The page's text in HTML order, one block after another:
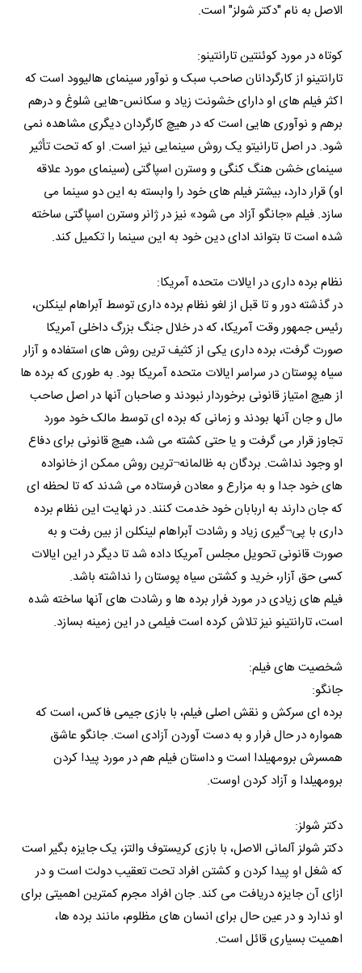
الاصل به نام "دکتر شولز" است.
کوتاه در مورد کوئنتین تارانتینو:
تارانتینو از کارگردانان صاحب سبک و نوآور سینمای هالیوود است که
اکثر فیلم های او دارای خشونت زیاد و سکانس-هایی شلوغ و درهم
برهم و نوآوری هایی است که در هیچ کارگردان دیگری مشاهده نمی
شود. در اصل تارانیتو یک روش سینمایی نیز است. او که تحت تأثیر
سینمای خشن هنگ کنگی و وسترن اسپاگتی (سینمای مورد علاقه
او) قرار دارد، بیشتر فیلم های خود را وابسته به این دو سینما می
سازد. فیلم «جانگو آزاد می شود» نیز در ژانر وسترن اسپاگتی ساخته
شده است تا بتواند ادای دین خود به این سینما را تکمیل کند.
نظام برده داری در ایالات متحده آمریکا:
در گذشته دور و تا قبل از لغو نظام برده داری توسط آبراهام لینکلن،
رئیس جمهور وقت آمریکا، که در خلال جنگ بزرگ داخلی آمریکا
صورت گرفت، برده داری یکی از کثیف ترین روش های استفاده و آزار
سیاه پوستان در سراسر ایالات متحده آمریکا بود. به طوری که برده ها
از هیچ امتیاز قانونی برخوردار نبودند و صاحبان آنها در اصل صاحب
مال و جان آنها بودند و زمانی که برده ای توسط مالک خود مورد
تجاوز قرار می گرفت و یا حتی کشته می شد، هیچ قانونی برای دفاع
او وجود نداشت. بردگان به ظالمانه¬ترین روش ممکن از خانواده
های خود جدا و به مزارع و معادن فرستاده می شدند که تا لحظه ای
که جان دارند به اربابان خود خدمت کنند. در نهایت این نظام برده
داری با پی¬گیری زیاد و رشادت آبراهام لینکلن از بین رفت و به
صورت قانونی تحویل مجلس آمریکا داده شد تا دیگر در این ایالات
کسی حق آزار، خرید و کشتن سیاه پوستان را نداشته باشد.
فیلم های زیادی در مورد فرار برده ها و رشادت های آنها ساخته شده
است، تارانتینو نیز تلاش کرده است فیلمی در این زمینه بسازد.
شخصیت های فیلم:
جانگو:
برده ای سرکش و نقش اصلی فیلم، با بازی جیمی فاکس، است که
همواره در حال فرار و به دست آوردن آزادی است. جانگو عاشق
همسرش برومهیلدا است و داستان فیلم هم در مورد پیدا کردن
برومهیلدا و آزاد کردن اوست.
دکتر شولز:
دکتر شولز آلمانی الاصل، با بازی کریستوف والتز، یک جایزه بگیر است
که شغل او پیدا کردن و کشتن افراد تحت تعقیب دولت است و در
ازای آن جایزه دریافت می کند. جان افراد مجرم کمترین اهمیتی برای
او ندارد و در عین حال برای انسان های مظلوم، مانند برده ها،
اهمیت بسیاری قائل است.